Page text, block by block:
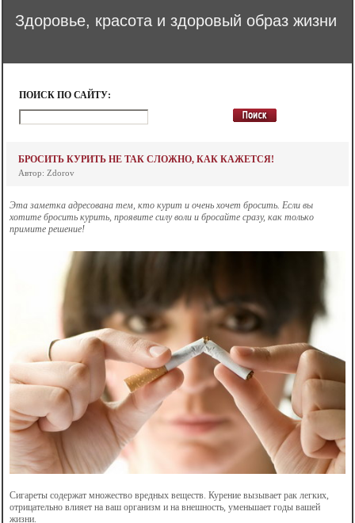
Здоровье, красота и здоровый образ жизни
ПОИСК ПО САЙТУ:
БРОСИТЬ КУРИТЬ НЕ ТАК СЛОЖНО, КАК КАЖЕТСЯ!
Автор: Zdorov
Эта заметка адресована тем, кто курит и очень хочет бросить. Если вы
хотите бросить курить, проявите силу воли и бросайте сразу, как только
примите решение!
Сигареты содержат множество вредных веществ. Курение вызывает рак легких,
отрицательно влияет на ваш организм и на внешность, уменьшает годы вашей
жизни.